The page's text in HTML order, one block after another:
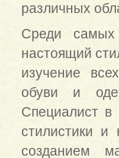
различных
Среди самых
настоящий
изучение
обуви и
Специалист в
стилистики и
созданием